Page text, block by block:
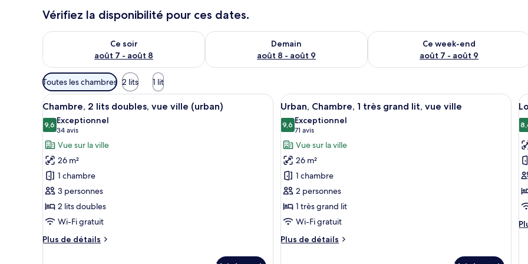
Vérifiez la disponibilité pour ces dates.
Ce soir
août 7 - août 8
Vérifier la disponibilité pour ce soir août 7 - août 8
Demain
août 8 - août 9
Vérifier la disponibilité pour demain août 8 - août 9
Ce week-end
août 7 - août 9
Vérifier la disponibilité pour ce week-
Filtres
disponibles
pour
les
chambres
Toutes les chambres 2 lits 1 lit
Afficher
toutes
les
photos
pour
ce
type
de
chambre :
Chambre,
2
Un immeuble résidentiel à plusieurs étages, doté de balcons, avec un ciel dégagé et des arbres au premier
8
Chambre, 2 lits doubles, vue ville (urban)
9,69,6 sur 10
Exceptionnel
34 avis
(34 avis)
Vue sur la ville
26 m²
1 chambre
3 personnes
2 lits doubles
Wi-Fi gratuit
Plus de détails
Plus
Afficher
toutes
les
photos
pour
ce
type
de
chambre :
Urban,
Chambre,
Un immeuble résidentiel à plusieurs
7
Urban, Chambre, 1 très grand lit, vue ville
9,69,6 sur 10
Exceptionnel
71 avis
(71 avis)
Vue sur la ville
26 m²
1 chambre
2 personnes
1 très grand lit
Wi-Fi gratuit
Plus de détails
Plus